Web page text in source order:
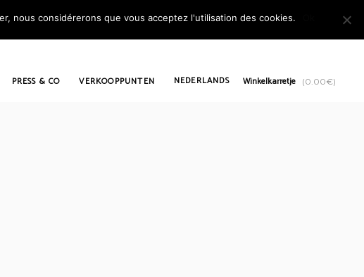
PRESS & CO VERKOOPPUNTEN NEDERLANDS Winkelkarretje (0.00€)
nous considérerons que vous acceptez l'utilisation des cookies.